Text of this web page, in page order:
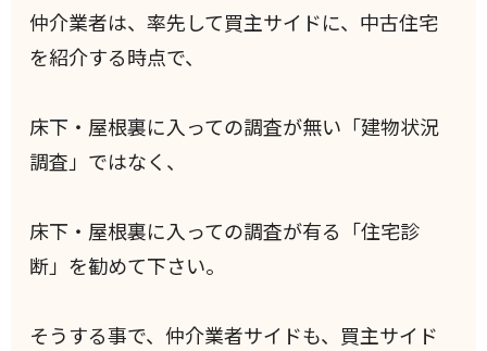
仲介業者は、率先して買主サイドに、中古住宅
を紹介する時点で、
床下・屋根裏に入っての調査が無い「建物状況
調査」ではなく、
床下・屋根裏に入っての調査が有る「住宅診
断」を勧めて下さい。
そうする事で、仲介業者サイドも、買主サイド